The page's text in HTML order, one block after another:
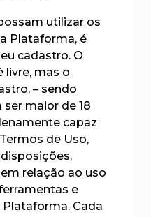
utilizar os
Plataforma, é
cadastro. O
livre, mas o
– sendo
ser maior de 18
capaz
de Uso,
relação ao uso
e
Cada